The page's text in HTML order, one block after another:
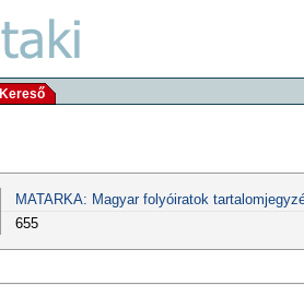
Kereső
MATARKA: Magyar folyóiratok
655